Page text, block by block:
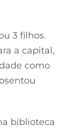
3 filhos.
a capital,
como
biblioteca